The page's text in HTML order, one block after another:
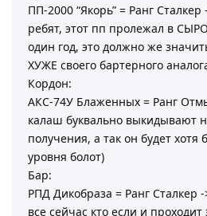
ПП-2000 “Якорь” = Ранг
ребят, этот пп пролежал в
один год, это должно же
ХУЖЕ своего бартерного
Кордон:
АКС-74У Блаженных = Ранг
калаш буквально выкидывают
получения, а так он будет
уровня болот)
Бар:
РПД Дикобраза = Ранг Сталкер
все сейчас кто если и проходит